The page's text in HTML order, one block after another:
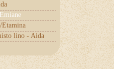
Etamina
lino - Aida